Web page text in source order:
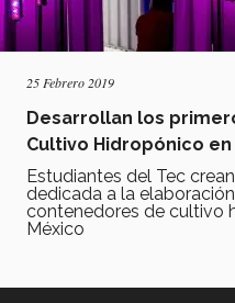
25 Febrero 2019
Desarrollan los
Cultivo Hidropónico en
Estudiantes del Tec
dedicada a la
contenedores de cultivo
México